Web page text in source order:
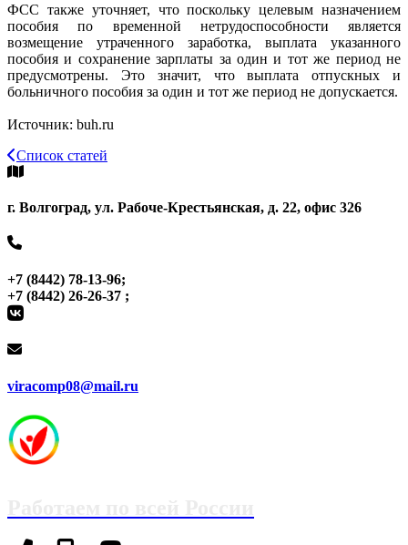
ФСС также уточняет, что поскольку целевым назначением
пособия по временной нетрудоспособности является
возмещение утраченного заработка, выплата указанного
пособия и сохранение зарплаты за один и тот же период не
предусмотрены. Это значит, что выплата отпускных и
больничного пособия за один и тот же период не допускается.
Источник: buh.ru
Список статей
г. Волгоград, ул. Рабоче-Крестьянская, д. 22, офис 326
+7 (8442) 78-13-96;
+7 (8442) 26-26-37 ;
viracomp08@mail.ru